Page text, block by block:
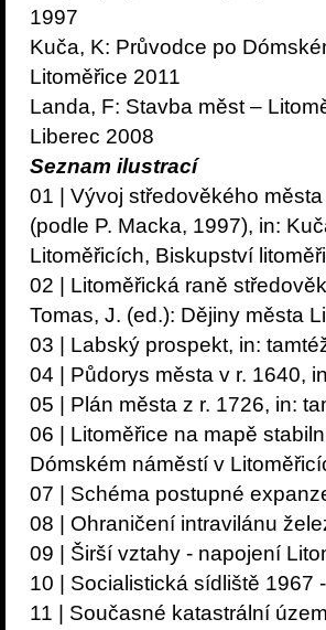
1997
Kuča, K: Průvodce po
Litoměřice 2011
Landa, F: Stavba měst –
Liberec 2008
Seznam ilustrací
01 | Vývoj středověkého
(podle P. Macka, 1997), in:
Litoměřicích, Biskupství
02 | Litoměřická raně
Tomas, J. (ed.): Dějiny města
03 | Labský prospekt, in:
04 | Půdorys města v r. 1640,
05 | Plán města z r. 1726, in:
06 | Litoměřice na mapě
Dómském náměstí v
07 | Schéma postupné
08 | Ohraničení intravilánu
09 | Širší vztahy - napojení
10 | Socialistická sídliště 1967
11 | Současné katastrální